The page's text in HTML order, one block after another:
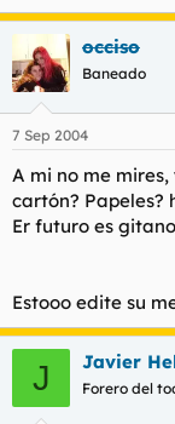
occiso
Baneado
7 Sep 2004
A mi no me
cartón? Papeles?
Er futuro es
Estooo edite su
J Javier
Forero del